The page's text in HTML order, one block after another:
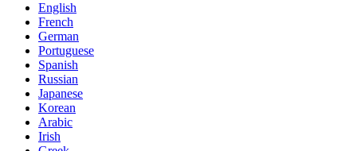
English
French
German
Portuguese
Spanish
Russian
Japanese
Korean
Arabic
Irish